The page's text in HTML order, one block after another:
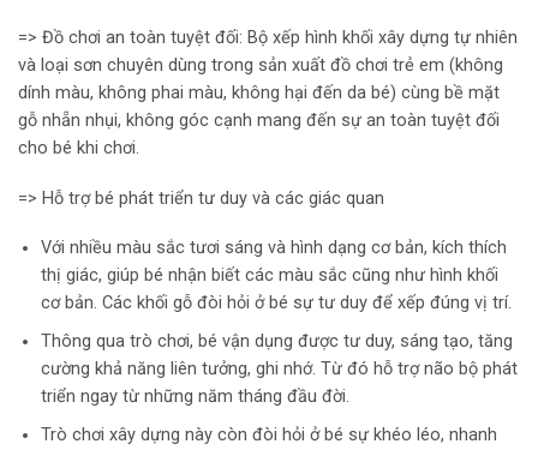
=> Đồ chơi an toàn tuyệt đối: Bộ xếp hình khối xây dựng tự nhiên
và loại sơn chuyên dùng trong sản xuất đồ chơi trẻ em (không
dính màu, không phai màu, không hại đến da bé) cùng bề mặt
gỗ nhẵn nhụi, không góc cạnh mang đến sự an toàn tuyệt đối
cho bé khi chơi.
=> Hỗ trợ bé phát triển tư duy và các giác quan
Với nhiều màu sắc tươi sáng và hình dạng cơ bản, kích thích
thị giác, giúp bé nhận biết các màu sắc cũng như hình khối
cơ bản. Các khối gỗ đòi hỏi ở bé sự tư duy để xếp đúng vị trí.
Thông qua trò chơi, bé vận dụng được tư duy, sáng tạo, tăng
cường khả năng liên tưởng, ghi nhớ. Từ đó hỗ trợ não bộ phát
triển ngay từ những năm tháng đầu đời.
Trò chơi xây dựng này còn đòi hỏi ở bé sự khéo léo, nhanh